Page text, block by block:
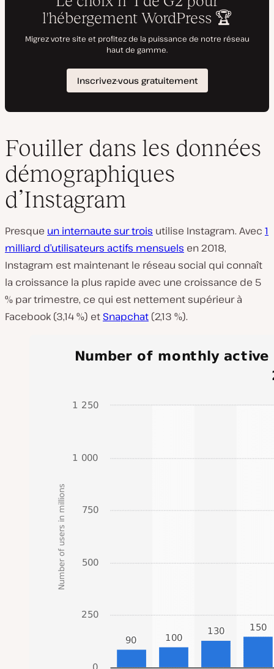
Fouiller dans les données
démographiques
d’Instagram
Presque un internaute sur trois utilise Instagram. Avec 1
milliard d’utilisateurs actifs mensuels en 2018,
Instagram est maintenant le réseau social qui connaît
la croissance la plus rapide avec une croissance de 5
% par trimestre, ce qui est nettement supérieur à
Facebook (3,14 %) et Snapchat (2,13 %).